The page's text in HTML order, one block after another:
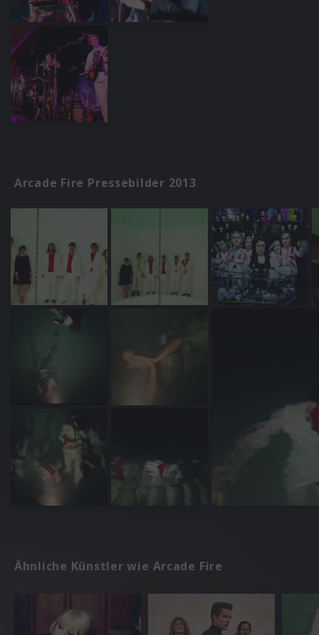
Arcade Fire Pressebilder 2013
Ähnliche Künstler wie Arcade Fire